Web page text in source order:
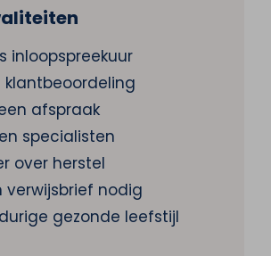
inloopspreekuur
klantbeoordeling
afspraak
specialisten
over herstel
verwijsbrief nodig
gezonde leefstijl